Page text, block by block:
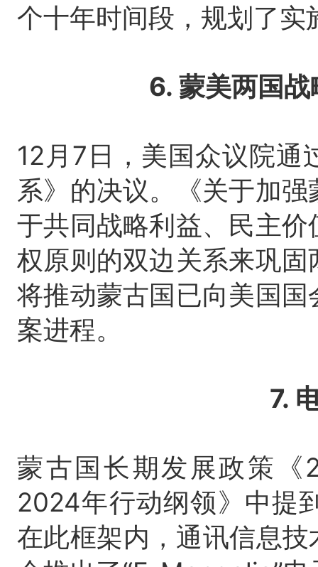
个十年时间段，规划了
6. 蒙美两国
12月7日，美国众议院通
系》的决议。
《关于加
于共同战略利益、民主
权原则的双边关系来巩
将推动蒙古国已向美国
案进程。
7.
蒙古国长期发展政策
2024年行动纲领》中提
在此框架内，通讯信息